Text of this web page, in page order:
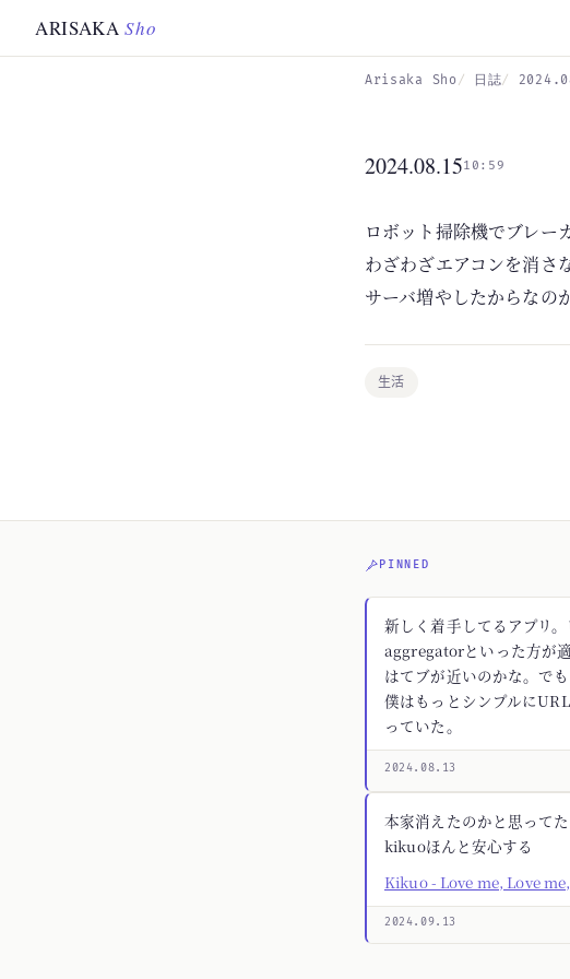
ARISAKASho
Arisaka Sho 日誌
2024.08.1510:59
ロボット掃除機でブレー
わざわざエアコンを消さ
サーバ増やしたからなの
生活
PINNED
新しく着手してるアプリ
aggregatorといった方が
はてブが近いのかな。で
僕はもっとシンプルに
っていた。
2024.08.13
本家消えたのかと思ってた
kikuoほんと安心する
Kikuo - Love me, Love
2024.09.13